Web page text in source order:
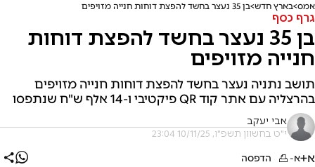
אמס בארץ חדש בן 35 נעצר בחשד להפצת דוחות חנייה מזויפים
גרף כסף
בן 35 נעצר בחשד להפצת דוחות
חנייה מזויפים
תושב נתניה נעצר בחשד להפצת דוחות חנייה מזויפים
בהרצליה עם אתר קוד QR פיקטיבי ו-14 אלף ש"ח שנתפסו
אבי יעקב
י"ט בחשוון תשפ"ו, 10/11/25 23:04
א+א- הדפסה